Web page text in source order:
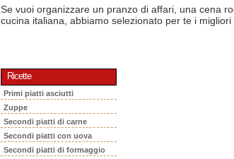
Se vuoi organizzare un pranzo di affari, una cena
cucina italiana, abbiamo selezionato per te i migliori
Ricette
Primi piatti asciutti
Zuppe
Secondi piatti di carne
Secondi piatti con uova
Secondi piatti di formaggio